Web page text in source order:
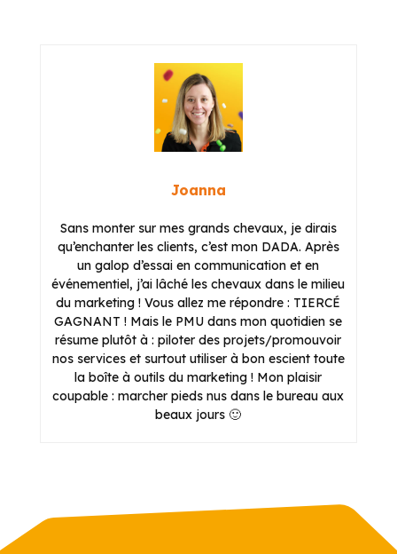
Joanna
Sans monter sur mes grands chevaux, je dirais
qu’enchanter les clients, c’est mon DADA. Après
un galop d’essai en communication et en
événementiel, j’ai lâché les chevaux dans le milieu
du marketing ! Vous allez me répondre : TIERCÉ
GAGNANT ! Mais le PMU dans mon quotidien se
résume plutôt à : piloter des projets/promouvoir
nos services et surtout utiliser à bon escient toute
la boîte à outils du marketing ! Mon plaisir
coupable : marcher pieds nus dans le bureau aux
beaux jours 🙂